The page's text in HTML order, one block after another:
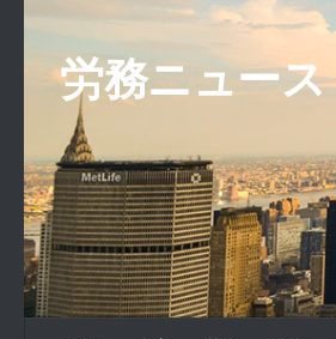
労務ニュース